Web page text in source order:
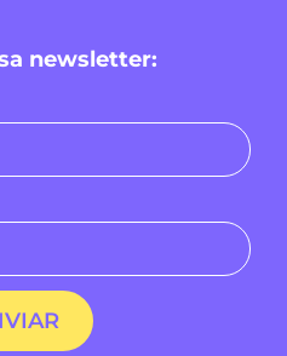
newsletter: